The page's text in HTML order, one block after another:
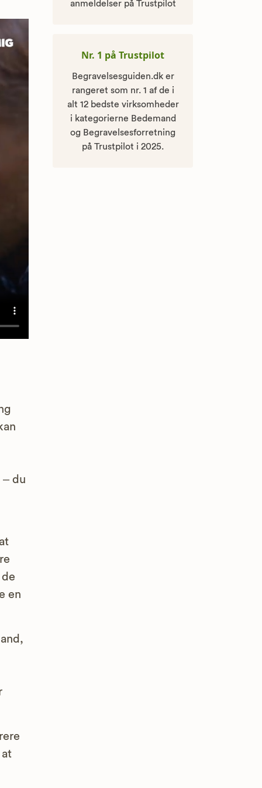
du
en
anmeldelser på Trustpilot
Nr. 1 på Trustpilot
Begravelsesguiden.dk er
rangeret som nr. 1 af de i
alt 12 bedste virksomheder
i kategorierne Bedemand
og Begravelsesforretning
på Trustpilot i 2025.